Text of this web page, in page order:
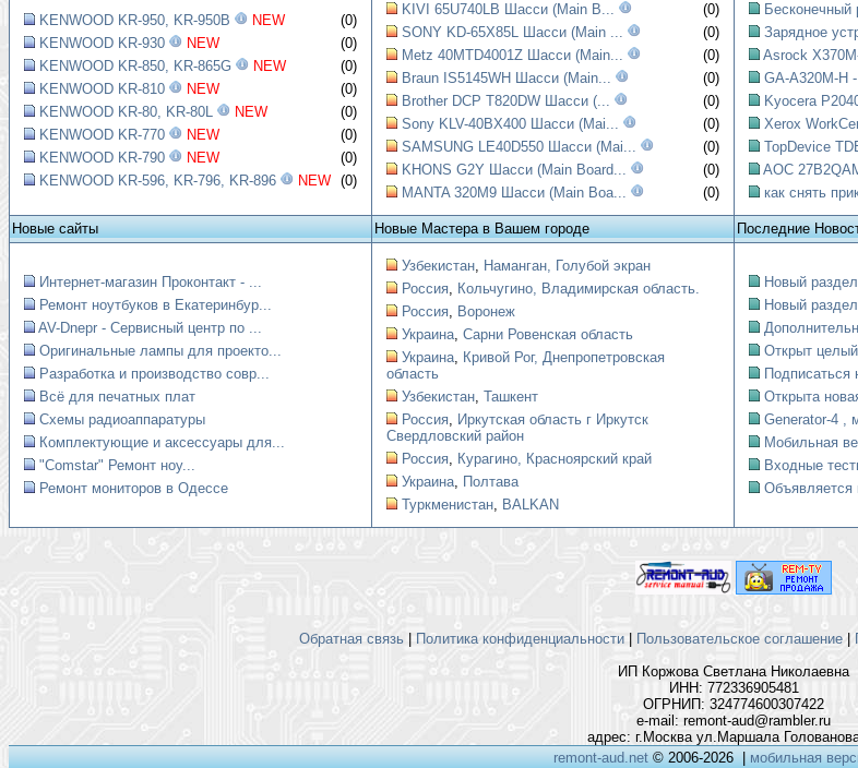
KENWOOD KR-950, KR-950B NEW
(0)
KENWOOD KR-930
NEW
(0)
KENWOOD KR-850, KR-865G
NEW
(0)
KENWOOD KR-810
NEW
(0)
KENWOOD KR-80, KR-80L
NEW
(0)
KENWOOD KR-770
NEW
(0)
KENWOOD KR-790
NEW
(0)
KENWOOD KR-596, KR-796, KR-896
NEW (0)
KIVI 65U740LB Шасси (Main B...
(0)
SONY KD-65X85L Шасси (Main ...
(0)
Metz 40MTD4001Z Шасси (Main...
(0)
Braun IS5145WH Шасси (Main...
(0)
Brother DCP T820DW Шасси (...
(0)
Sony KLV-40BX400 Шасси (Mai...
(0)
SAMSUNG LE40D550 Шасси (Mai...
(0)
KHONS G2Y Шасси (Main Board...
(0)
MANTA 320M9 Шасси (Main Boa...
(0)
Бесконечный
Зарядное
Asrock
GA-A320M-H
Kyocera
Xerox
TopDevice
AOC
как снять
Новые сайты Новые Мастера в Вашем городе Последние
Интернет-магазин Проконтакт - ...
Ремонт ноутбуков в Екатеринбур...
AV-Dnepr - Сервисный центр по ...
Оригинальные лампы для проекто...
Разработка и производство совр...
Всё для печатных плат
Схемы радиоаппаратуры
Комплектующие и аксессуары для...
"Comstar" Ремонт ноу...
Ремонт мониторов в Одессе
Узбекистан, Наманган, Голубой экран
Россия, Кольчугино, Владимирская область.
Россия, Воронеж
Украина, Сарни Ровенская область
Украина, Кривой Рог, Днепропетровская
область
Узбекистан, Ташкент
Россия, Иркутская область г Иркутск
Свердловский район
Россия, Курагино, Красноярский край
Украина, Полтава
Туркменистан, BALKAN
Новый
Новый
Открыт
Подписаться
Открыта
Generator-4 ,
Мобильная
Входные
Объявляется
Обратная связь| Политика конфиденциальности| Пользовательское соглашение|
ИП Коржова Светлана Николаевна
ИНН: 772336905481
ОГРНИП: 324774600307422
e-mail: remont-aud@rambler.ru
адрес: г.Москва ул.Маршала
remont-aud.net© 2006-2026 |мобильная